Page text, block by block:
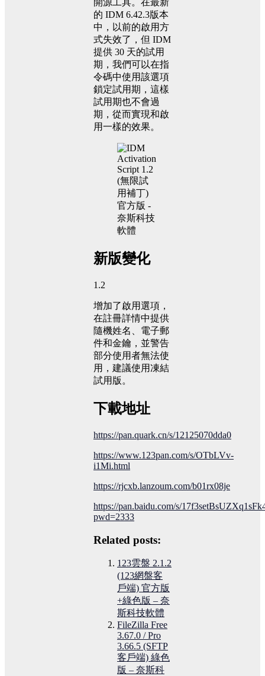
開源工具。在最新
的 IDM 6.42.3版本
中，以前的啟用方
式失效了，但 IDM
提供 30 天的試用
期，我們可以在指
令碼中使用該選項
鎖定試用期，這樣
試用期也不會過
期，從而實現和啟
用一樣的效果。
新版變化
1.2
增加了啟用選項，
在註冊詳情中提供
隨機姓名、電子郵
件和金鑰，並警告
部分使用者無法使
用，建議使用凍結
試用版。
下載地址
https://pan.quark.cn/s/12125070dda0
https://www.123pan.com/s/OTbLVv-
i1Mi.html
https://rjcxb.lanzoum.com/b01rx08je
https://pan.baidu.com/s/
pwd=2333
Related posts:
123雲盤 2.1.2
(123網盤客
戶端) 官方版
+綠色版 – 奈
斯科技軟體
FileZilla Free
3.67.0 / Pro
3.66.5 (SFTP
客戶端) 綠色
版 – 奈斯科